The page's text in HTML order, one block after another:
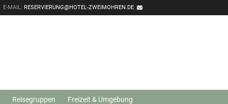
E-MAIL: RESERVIERUNG@HOTEL-ZWEIMOHREN.DE
Reisegruppen Freizeit & Umgebung